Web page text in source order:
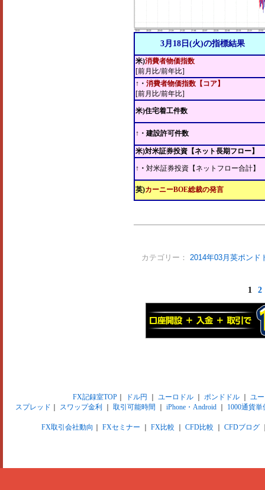
3月18日(火)の指標結果
米)消費者物価指数
[前月比/前年比]
↑・ 消費者物価指数【コア】
[前月比/前年比]
米)住宅着工件数
↑・建設許可件数
米)対米証券投資【ネット長期フロー】
↑・ 対米証券投資【ネットフロー合計】
英)カーニーBOE総裁の発言
カテゴリー： 2014年03月英ポンド
1 2
FX記録室TOP｜ ドル円 ユーロドル｜ ポンドドル｜ ユ
スプレッド
スワップ金利 取引可能時間 iPhone・Android 1000通貨単
FX取引会社動向 FXセミナー FX比較 CFD比較 CFDブログ